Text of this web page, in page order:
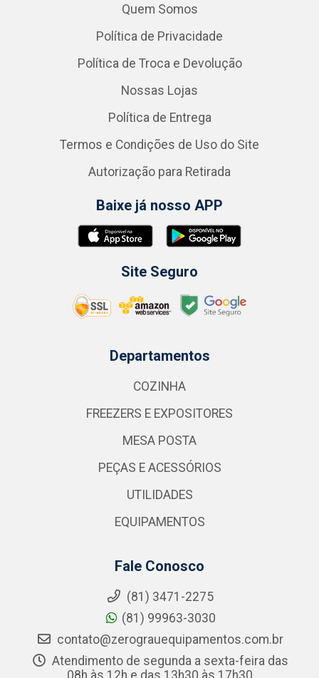
Quem Somos
Política de Privacidade
Política de Troca e Devolução
Nossas Lojas
Política de Entrega
Termos e Condições de Uso do Site
Autorização para Retirada
Baixe já nosso APP
Site Seguro
Departamentos
COZINHA
FREEZERS E EXPOSITORES
MESA POSTA
PEÇAS E ACESSÓRIOS
UTILIDADES
EQUIPAMENTOS
Fale Conosco
(81) 3471-2275
(81) 99963-3030
contato@zerograuequipamentos.com.br
Atendimento de segunda a sexta-feira das
08h às 12h e das 13h30 às 17h30